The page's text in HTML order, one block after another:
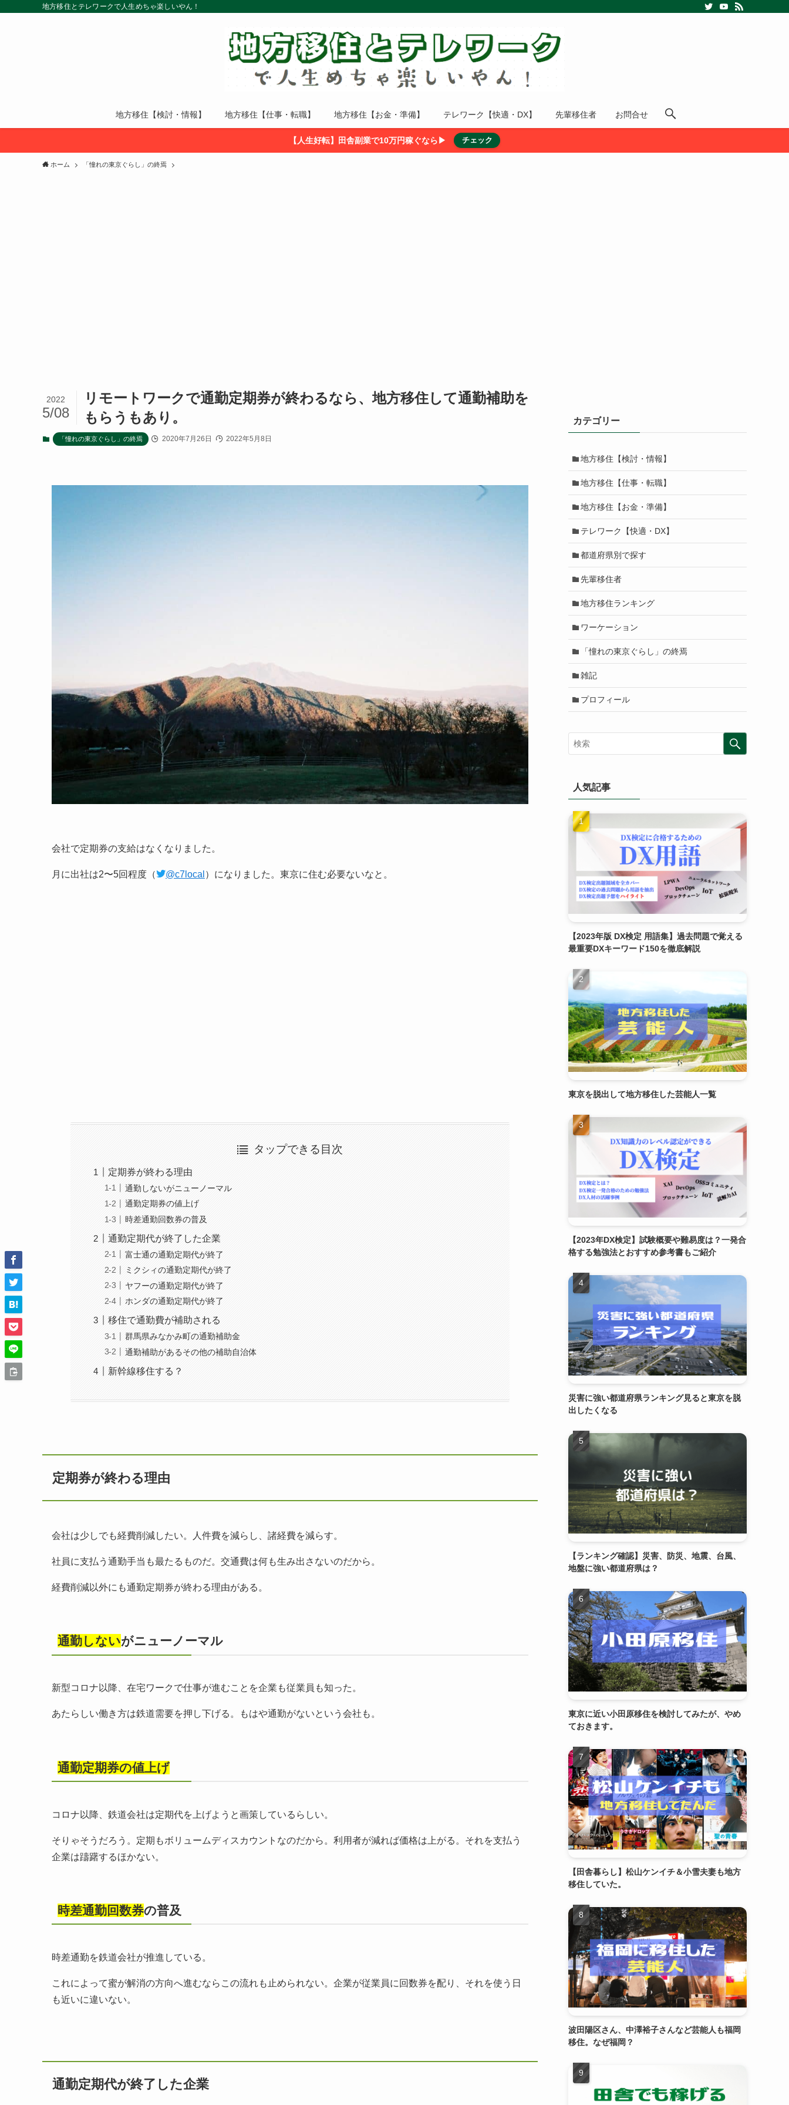
地方移住とテレワークで人生めちゃ楽しいやん！
地方移住【検討・情報】 地方移住【仕事・転職】 地方移住【お金・準備】 テレワーク【快適・DX】 先輩移住者 お問合せ
【人生好転】田舎副業で10万円稼ぐなら▶ チェック
ホーム 「憧れの東京ぐらし」の終焉
リモートワークで通勤定期券が終わるなら、地方移住して通勤補助を
もらうもあり。
2022
5/08
「憧れの東京ぐらし」の終焉 2020年7月26日 2022年5月8日
会社で定期券の支給はなくなりました。
月に出社は2〜5回程度（ @c7local ）になりました。東京に住む必要ないなと。
タップできる目次
定期券が終わる理由
通勤しないがニューノーマル
通勤定期券の値上げ
時差通勤回数券の普及
通勤定期代が終了した企業
富士通の通勤定期代が終了
ミクシィの通勤定期代が終了
ヤフーの通勤定期代が終了
ホンダの通勤定期代が終了
移住で通勤費が補助される
群馬県みなかみ町の通勤補助金
通勤補助があるその他の補助自治体
新幹線移住する？
定期券が終わる理由
会社は少しでも経費削減したい。人件費を減らし、諸経費を減らす。
社員に支払う通勤手当も最たるものだ。交通費は何も生み出さないのだから。
経費削減以外にも通勤定期券が終わる理由がある。
通勤しないがニューノーマル
新型コロナ以降、在宅ワークで仕事が進むことを企業も従業員も知った。
あたらしい働き方は鉄道需要を押し下げる。もはや通勤がないという会社も。
通勤定期券の値上げ
コロナ以降、鉄道会社は定期代を上げようと画策しているらしい。
そりゃそうだろう。定期もボリュームディスカウントなのだから。利用者が減れば価格は上がる。それを支払う
企業は躊躇するほかない。
時差通勤回数券の普及
時差通勤を鉄道会社が推進している。
これによって蜜が解消の方向へ進むならこの流れも止められない。企業が従業員に回数券を配り、それを使う日
も近いに違いない。
通勤定期代が終了した企業
カテゴリー
地方移住【検討・情報】
地方移住【仕事・転職】
地方移住【お金・準備】
テレワーク【快適・DX】
都道府県別で探す
先輩移住者
地方移住ランキング
ワーケーション
「憧れの東京ぐらし」の終焉
雑記
プロフィール
人気記事
【2023年版 DX検定 用語集】過去問題で覚える
最重要DXキーワード150を徹底解説
東京を脱出して地方移住した芸能人一覧
【2023年DX検定】試験概要や難易度は？一発合
格する勉強法とおすすめ参考書もご紹介
災害に強い都道府県ランキング見ると東京を脱
出したくなる
【ランキング確認】災害、防災、地震、台風、
地盤に強い都道府県は？
東京に近い小田原移住を検討してみたが、やめ
ておきます。
【田舎暮らし】松山ケンイチ＆小雪夫妻も地方
移住していた。
波田陽区さん、中澤裕子さんなど芸能人も福岡
移住。なぜ福岡？